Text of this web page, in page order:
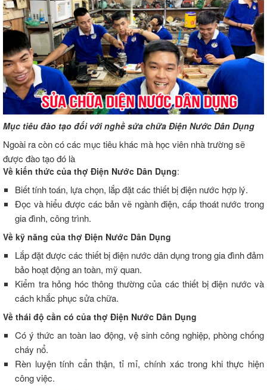
Mục tiêu đào tạo đối với nghề sửa chữa Điện Nước Dân Dụng
Ngoài ra còn có các mục tiêu khác mà học viên nhà trường sẽ
được đào tạo đó là
Về kiến thức của thợ Điện Nước Dân Dụng:
Biết tính toán, lựa chọn, lắp đặt các thiết bị điện nước hợp lý.
Đọc và hiểu được các bản vẽ ngành điện, cấp thoát nước trong
gia đình, công trình.
Về kỹ năng của thợ Điện Nước Dân Dụng
Lắp đặt được các thiết bị điện nước dân dụng trong gia đình đảm
bảo hoạt động an toàn, mỹ quan.
Kiểm tra hỏng hóc thông thường của các thiết bị điện nước và
cách khắc phục sửa chữa.
Về thái độ cần có của thợ Điện Nước Dân Dụng
Có ý thức an toàn lao động, vệ sinh công nghiệp, phòng chống
cháy nổ.
Rèn luyện tính cẩn thận, tỉ mỉ, chính xác trong khi thực hiện
công việc.